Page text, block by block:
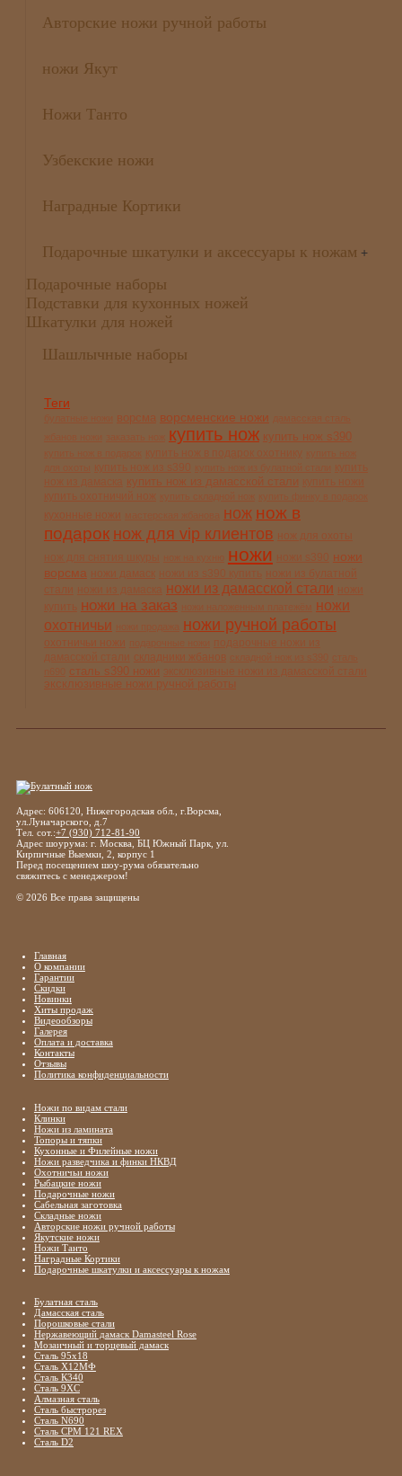
Авторские ножи ручной работы
ножи Якут
Ножи Танто
Узбекские ножи
Наградные Кортики
Подарочные шкатулки и аксессуары к ножам +
Подарочные наборы
Подставки для кухонных ножей
Шкатулки для ножей
Шашлычные наборы
Теги
ворсма ворсменские ножи
купить нож купить нож s390
купить нож из дамасской стали
купить охотничий нож
кухонные ножи нож нож в
подарок нож для vip клиентов нож для охоты
ножи
ножи
ворсма
ножи дамаск
ножи из булатной
стали
ножи из дамасской стали
ножи
купить
ножи на заказ
ножи
охотничьи
ножи ручной работы
охотничьи ножи
складники жбанов
сталь s390 ножи
эксклюзивные ножи ручной работы
Адрес: 606120, Нижегородская обл., г.Ворсма,
ул.Луначарского, д.7
Тел. сот.:+7 (930) 712-81-90
Адрес шоурума: г. Москва, БЦ Южный Парк, ул.
Кирпичные Выемки, 2, корпус 1
Перед посещением шоу-рума обязательно
свяжитесь с менеджером!
© 2026 Все права защищены
Главная
О компании
Гарантии
Скидки
Новинки
Хиты продаж
Видеообзоры
Галерея
Оплата и доставка
Контакты
Отзывы
Политика конфиденциальности
Ножи по видам стали
Клинки
Ножи из ламината
Топоры и тяпки
Кухонные и Филейные ножи
Ножи разведчика и финки НКВД
Охотничьи ножи
Рыбацкие ножи
Подарочные ножи
Сабельная заготовка
Складные ножи
Авторские ножи ручной работы
Якутские ножи
Ножи Танто
Наградные Кортики
Подарочные шкатулки и аксессуары к ножам
Булатная сталь
Дамасская сталь
Порошковые стали
Нержавеющий дамаск Damasteel Rose
Мозаичный и торцевый дамаск
Сталь 95х18
Сталь Х12МФ
Сталь К340
Сталь 9ХС
Алмазная сталь
Сталь быстрорез
Сталь N690
Сталь CPM 121 REX
Сталь D2